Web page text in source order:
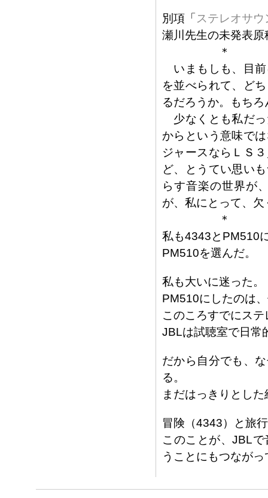
別項「 ステレオサ
瀬川先生の未発表
＊
いまもしも、目前
を並べられて、ど
るだろうか。もち
少なくとも私だっ
からという意味で
ジャースならＬＳ
ど、とうてい思い
らす音楽の世界が
が、私にとって、
＊
私も4343とPM510
PM510を選んだ。
私も大いに迷った。
PM510にしたのは
このころすでにス
JBLは試聴室で日常
だから自分でも、
る。
まだはっきりとし
冒険（4343）と旅
このことが、JBL
うことにもつながっ